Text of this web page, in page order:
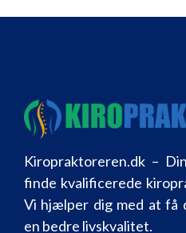
Kiropraktoreren.dk –
finde kvalificerede
Vi hjælper dig med at få
en bedre livskvalitet.